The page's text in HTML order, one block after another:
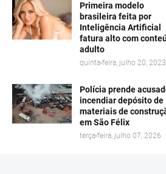
Primeira modelo
brasileira feita por
Inteligência Artificial
fatura alto com
adulto
quinta-feira, julho 20, 2023
Polícia prende
incendiar depósito de
materiais de
em São Félix
terça-feira, julho 07, 2026